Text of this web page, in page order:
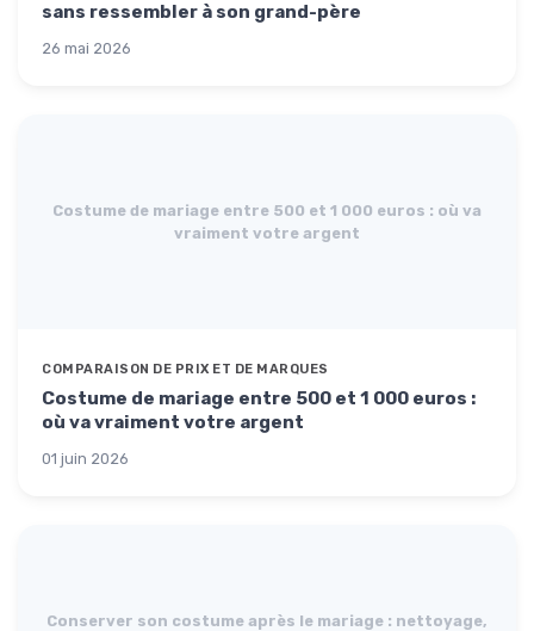
sans ressembler à son grand-père
26 mai 2026
Costume de mariage entre 500 et 1 000 euros : où va
vraiment votre argent
COMPARAISON DE PRIX ET DE MARQUES
Costume de mariage entre 500 et 1 000 euros :
où va vraiment votre argent
01 juin 2026
Conserver son costume après le mariage : nettoyage,